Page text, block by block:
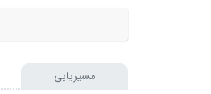
مسیریابی